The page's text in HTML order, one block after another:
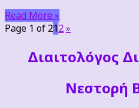
Read More »
Page 1 of 212»
Διαιτoλόγος
Νεστορή